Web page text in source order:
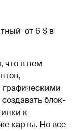
от 6 $ в
что в нем
графическими
блок-
к
карты. Но все